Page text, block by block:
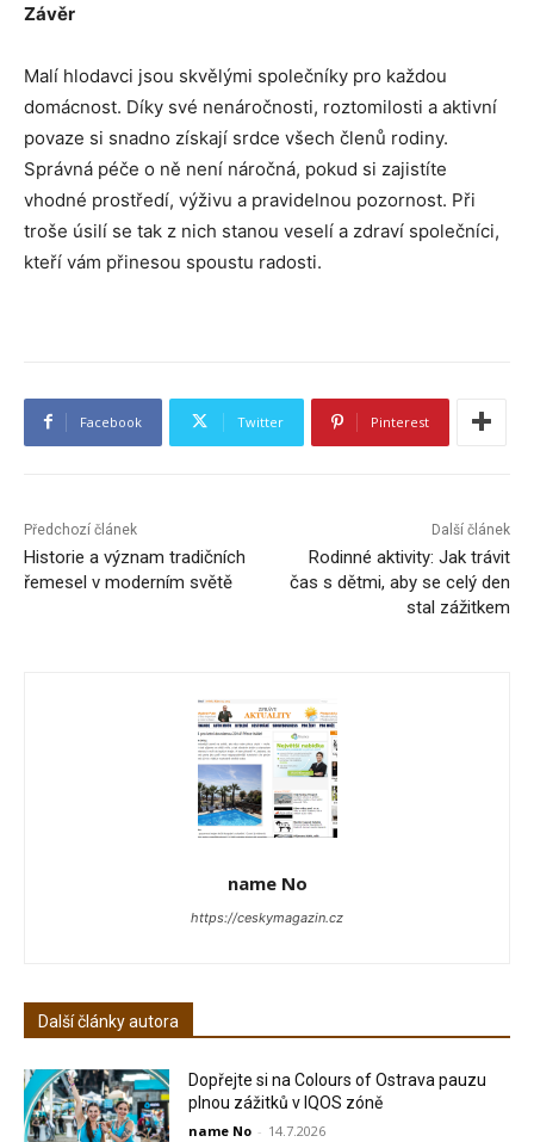
Závěr
Malí hlodavci jsou skvělými společníky pro každou
domácnost. Díky své nenáročnosti, roztomilosti a aktivní
povaze si snadno získají srdce všech členů rodiny.
Správná péče o ně není náročná, pokud si zajistíte
vhodné prostředí, výživu a pravidelnou pozornost. Při
troše úsilí se tak z nich stanou veselí a zdraví společníci,
kteří vám přinesou spoustu radosti.
Facebook Twitter Pinterest
Předchozí článek
Historie a význam tradičních
řemesel v moderním světě
Další článek
Rodinné aktivity: Jak trávit
čas s dětmi, aby se celý den
stal zážitkem
name No
https://ceskymagazin.cz
Další články autora
Dopřejte si na Colours of Ostrava pauzu
plnou zážitků v IQOS zóně
name No - 14.7.2026